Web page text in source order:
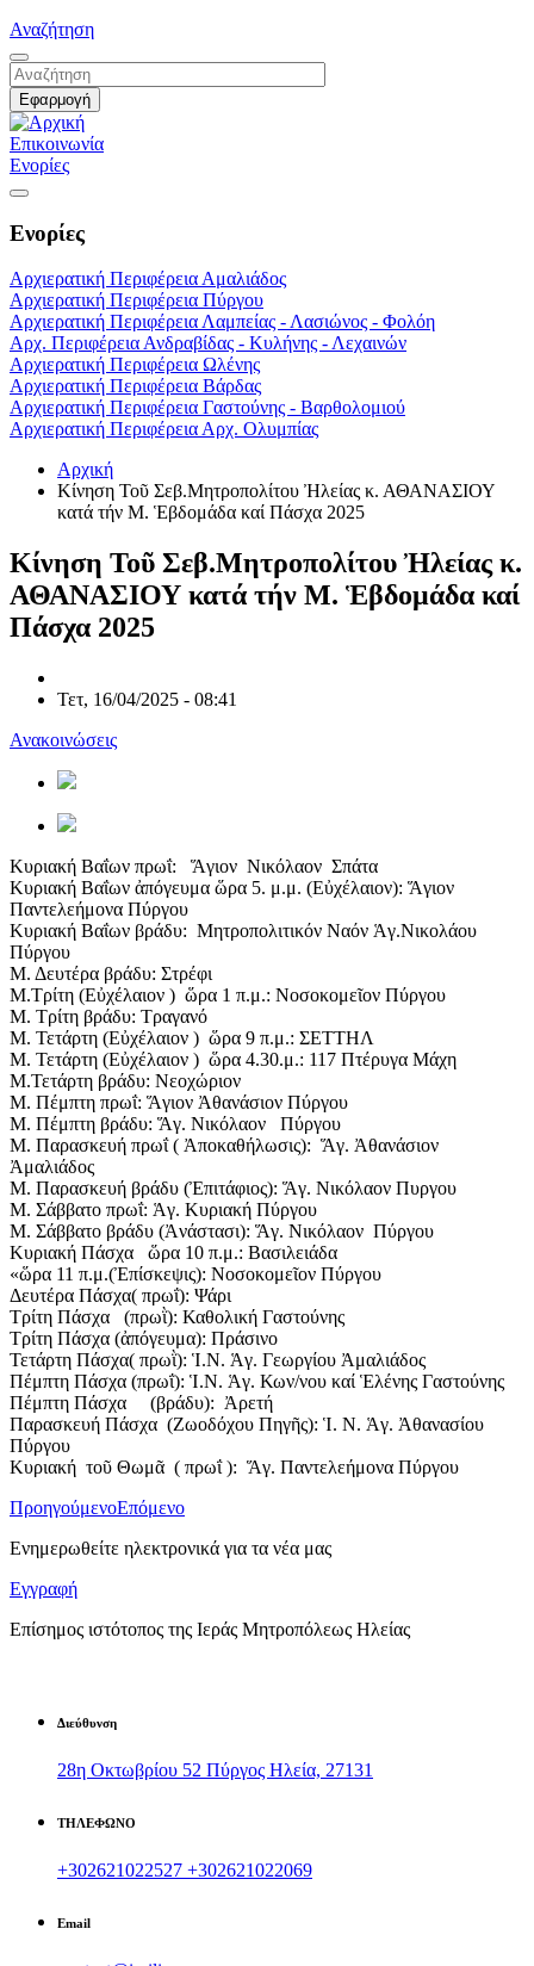
Αναζήτηση
Επικοινωνία
Ενορίες
Ενορίες
Αρχιερατική Περιφέρεια Αμαλιάδος
Αρχιερατική Περιφέρεια Πύργου
Αρχιερατική Περιφέρεια Λαμπείας - Λασιώνος - Φολόη
Αρχ. Περιφέρεια Ανδραβίδας - Κυλήνης - Λεχαινών
Αρχιερατική Περιφέρεια Ωλένης
Αρχιερατική Περιφέρεια Βάρδας
Αρχιερατική Περιφέρεια Γαστούνης - Βαρθολομιού
Αρχιερατική Περιφέρεια Αρχ. Ολυμπίας
Αρχική
Κίνηση Τοῦ Σεβ.Μητροπολίτου Ἠλείας κ. ΑΘΑΝΑΣΙΟΥ
κατά τήν Μ. Ἑβδομάδα καί Πάσχα 2025
Κίνηση Τοῦ Σεβ.Μητροπολίτου Ἠλείας κ.
ΑΘΑΝΑΣΙΟΥ κατά τήν Μ. Ἑβδομάδα καί
Πάσχα 2025
Τετ, 16/04/2025 - 08:41
Ανακοινώσεις
Κυριακή Βαΐων πρωΐ: Ἅγιον Νικόλαον Σπάτα
Κυριακή Βαΐων ἀπόγευμα ὥρα 5. μ.μ. (Εὐχέλαιον): Ἅγιον
Παντελεήμονα Πύργου
Κυριακή Βαΐων βράδυ: Μητροπολιτικόν Ναόν Ἁγ.Νικολάου
Πύργου
Μ. Δευτέρα βράδυ: Στρέφι
Μ.Τρίτη (Εὐχέλαιον ) ὥρα 1 π.μ.: Νοσοκομεῖον Πύργου
Μ. Τρίτη βράδυ: Τραγανό
Μ. Τετάρτη (Εὐχέλαιον ) ὥρα 9 π.μ.: ΣΕΤΤΗΛ
Μ. Τετάρτη (Εὐχέλαιον ) ὥρα 4.30.μ.: 117 Πτέρυγα Μάχη
Μ.Τετάρτη βράδυ: Νεοχώριον
Μ. Πέμπτη πρωΐ: Ἅγιον Ἀθανάσιον Πύργου
Μ. Πέμπτη βράδυ: Ἅγ. Νικόλαον Πύργου
Μ. Παρασκευή πρωΐ ( Ἀποκαθήλωσις): Ἅγ. Ἀθανάσιον
Ἀμαλιάδος
Μ. Παρασκευή βράδυ (Ἐπιτάφιος): Ἅγ. Νικόλαον Πυργου
Μ. Σάββατο πρωΐ: Ἁγ. Κυριακή Πύργου
Μ. Σάββατο βράδυ (Ἀνάστασι): Ἅγ. Νικόλαον Πύργου
Κυριακή Πάσχα ὥρα 10 π.μ.: Βασιλειάδα
«ὥρα 11 π.μ.(Ἐπίσκεψις): Νοσοκομεῖον Πύργου
Δευτέρα Πάσχα( πρωΐ): Ψάρι
Τρίτη Πάσχα (πρωῒ): Καθολική Γαστούνης
Τρίτη Πάσχα (ἀπόγευμα): Πράσινο
Τετάρτη Πάσχα( πρωῒ): Ἱ.Ν. Ἁγ. Γεωργίου Ἀμαλιάδος
Πέμπτη Πάσχα (πρωΐ): Ἱ.Ν. Ἁγ. Κων/νου καί Ἑλένης Γαστούνης
Πέμπτη Πάσχα (βράδυ): Ἀρετή
Παρασκευή Πάσχα (Ζωοδόχου Πηγῆς): Ἱ. Ν. Ἁγ. Ἀθανασίου
Πύργου
Κυριακή τοῦ Θωμᾶ ( πρωΐ ): Ἅγ. Παντελεήμονα Πύργου
ΠροηγούμενοΕπόμενο
Ενημερωθείτε ηλεκτρονικά για τα νέα μας
Εγγραφή
Επίσημος ιστότοπος της Ιεράς Μητροπόλεως Ηλείας
Διεύθυνση
28η Οκτωβρίου 52 Πύργος Ηλεία, 27131
ΤΗΛΕΦΩΝΟ
+302621022527 +302621022069
Email